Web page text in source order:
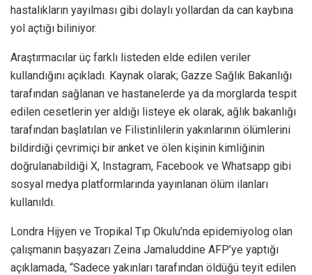
hastalıkların yayılması gibi dolaylı yollardan da can kaybına
yol açtığı biliniyor.
Araştırmacılar üç farklı listeden elde edilen veriler
kullandığını açıkladı. Kaynak olarak; Gazze Sağlık Bakanlığı
tarafından sağlanan ve hastanelerde ya da morglarda tespit
edilen cesetlerin yer aldığı listeye ek olarak, ağlık bakanlığı
tarafından başlatılan ve Filistinlilerin yakınlarının ölümlerini
bildirdiği çevrimiçi bir anket ve ölen kişinin kimliğinin
doğrulanabildiği X, Instagram, Facebook ve Whatsapp gibi
sosyal medya platformlarında yayınlanan ölüm ilanları
kullanıldı.
Londra Hijyen ve Tropikal Tıp Okulu’nda epidemiyolog olan
çalışmanın başyazarı Zeina Jamaluddine AFP’ye yaptığı
açıklamada, “Sadece yakınları tarafından öldüğü teyit edilen